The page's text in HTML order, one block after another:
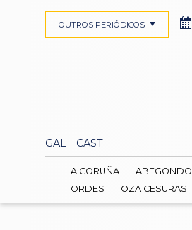
GAL CAST
OUTROS PERIÓDICOS
A CORUÑA ABEGONDO
ORDES
OZA CESURAS